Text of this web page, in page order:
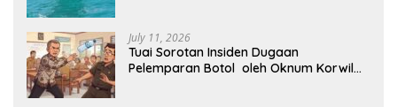
July 11, 2026
Tuai Sorotan Insiden Dugaan
Pelemparan Botol oleh Oknum Korwil